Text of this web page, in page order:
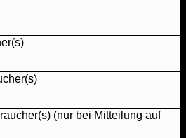
(nur bei Mitteilung auf